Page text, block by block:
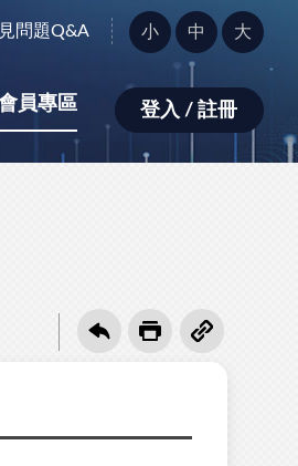
問題Q&A
字
型
小：
小 中 大
員專區 登入 / 註冊